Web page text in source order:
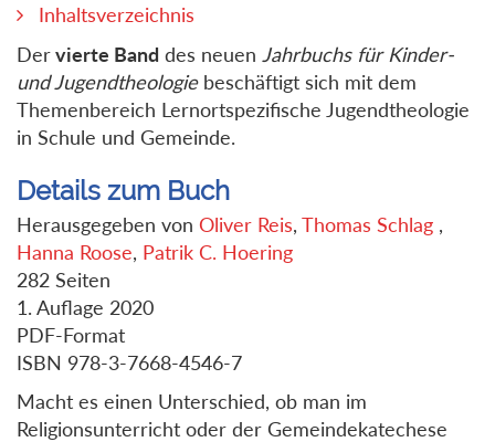
Inhaltsverzeichnis
Dervierte Band des neuen Jahrbuchs für Kinder-
und Jugendtheologiebeschäftigt sich mit dem
Themenbereich Lernortspezifische Jugendtheologie
in Schule und Gemeinde.
Details zum Buch
Herausgegeben von Oliver Reis, Thomas Schlag ,
Hanna Roose, Patrik C. Hoering
282 Seiten
1. Auflage 2020
PDF-Format
ISBN 978-3-7668-4546-7
Macht es einen Unterschied, ob man im
Religionsunterricht oder der Gemeindekatechese